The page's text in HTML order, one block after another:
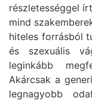
részletességgel
mind
hiteles forrásból
és szexuális
leginkább
Akárcsak a
legnagyobb